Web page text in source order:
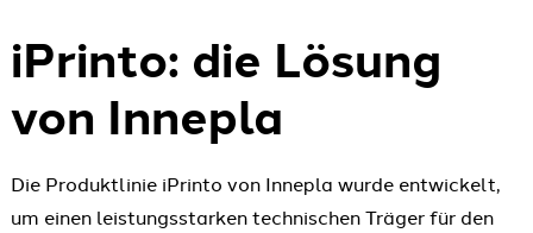
iPrinto: die Lösung
von Innepla
Die Produktlinie iPrinto von Innepla wurde entwickelt,
um einen leistungsstarken technischen Träger für den